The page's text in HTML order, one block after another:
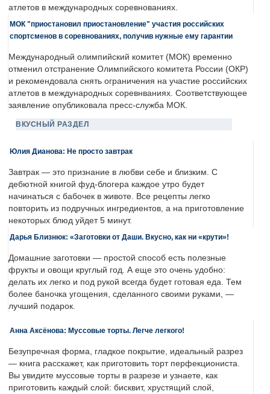
атлетов в международных соревнованиях.
МОК "приостановил приостановление" участия российских
спортсменов в соревнованиях, получив нужные ему гарантии
Международный олимпийский комитет (МОК) временно
отменил отстранение Олимпийского комитета России (ОКР)
и рекомендовала снять ограничения на участие российских
атлетов в международных соревнваниях. Соответствующее
заявление опубликовала пресс-служба МОК.
ВКУСНЫЙ РАЗДЕЛ
Юлия Дианова: Не просто завтрак
Завтрак — это признание в любви себе и близким. С
дебютной книгой фуд-блогера каждое утро будет
начинаться с бабочек в животе. Все рецепты легко
повторить из подручных ингредиентов, а на приготовление
некоторых блюд уйдет 5 минут.
Дарья Близнюк: «Заготовки от Даши. Вкусно, как ни «крути»!
Домашние заготовки — простой способ есть полезные
фрукты и овощи круглый год. А еще это очень удобно:
делать их легко и под рукой всегда будет готовая еда. Тем
более баночка угощения, сделанного своими руками, —
лучший подарок.
Анна Аксёнова: Муссовые торты. Легче легкого!
Безупречная форма, гладкое покрытие, идеальный разрез
— книга расскажет, как приготовить торт перфекциониста.
Вы увидите муссовые торты в разрезе и узнаете, как
приготовить каждый слой: бисквит, хрустящий слой,